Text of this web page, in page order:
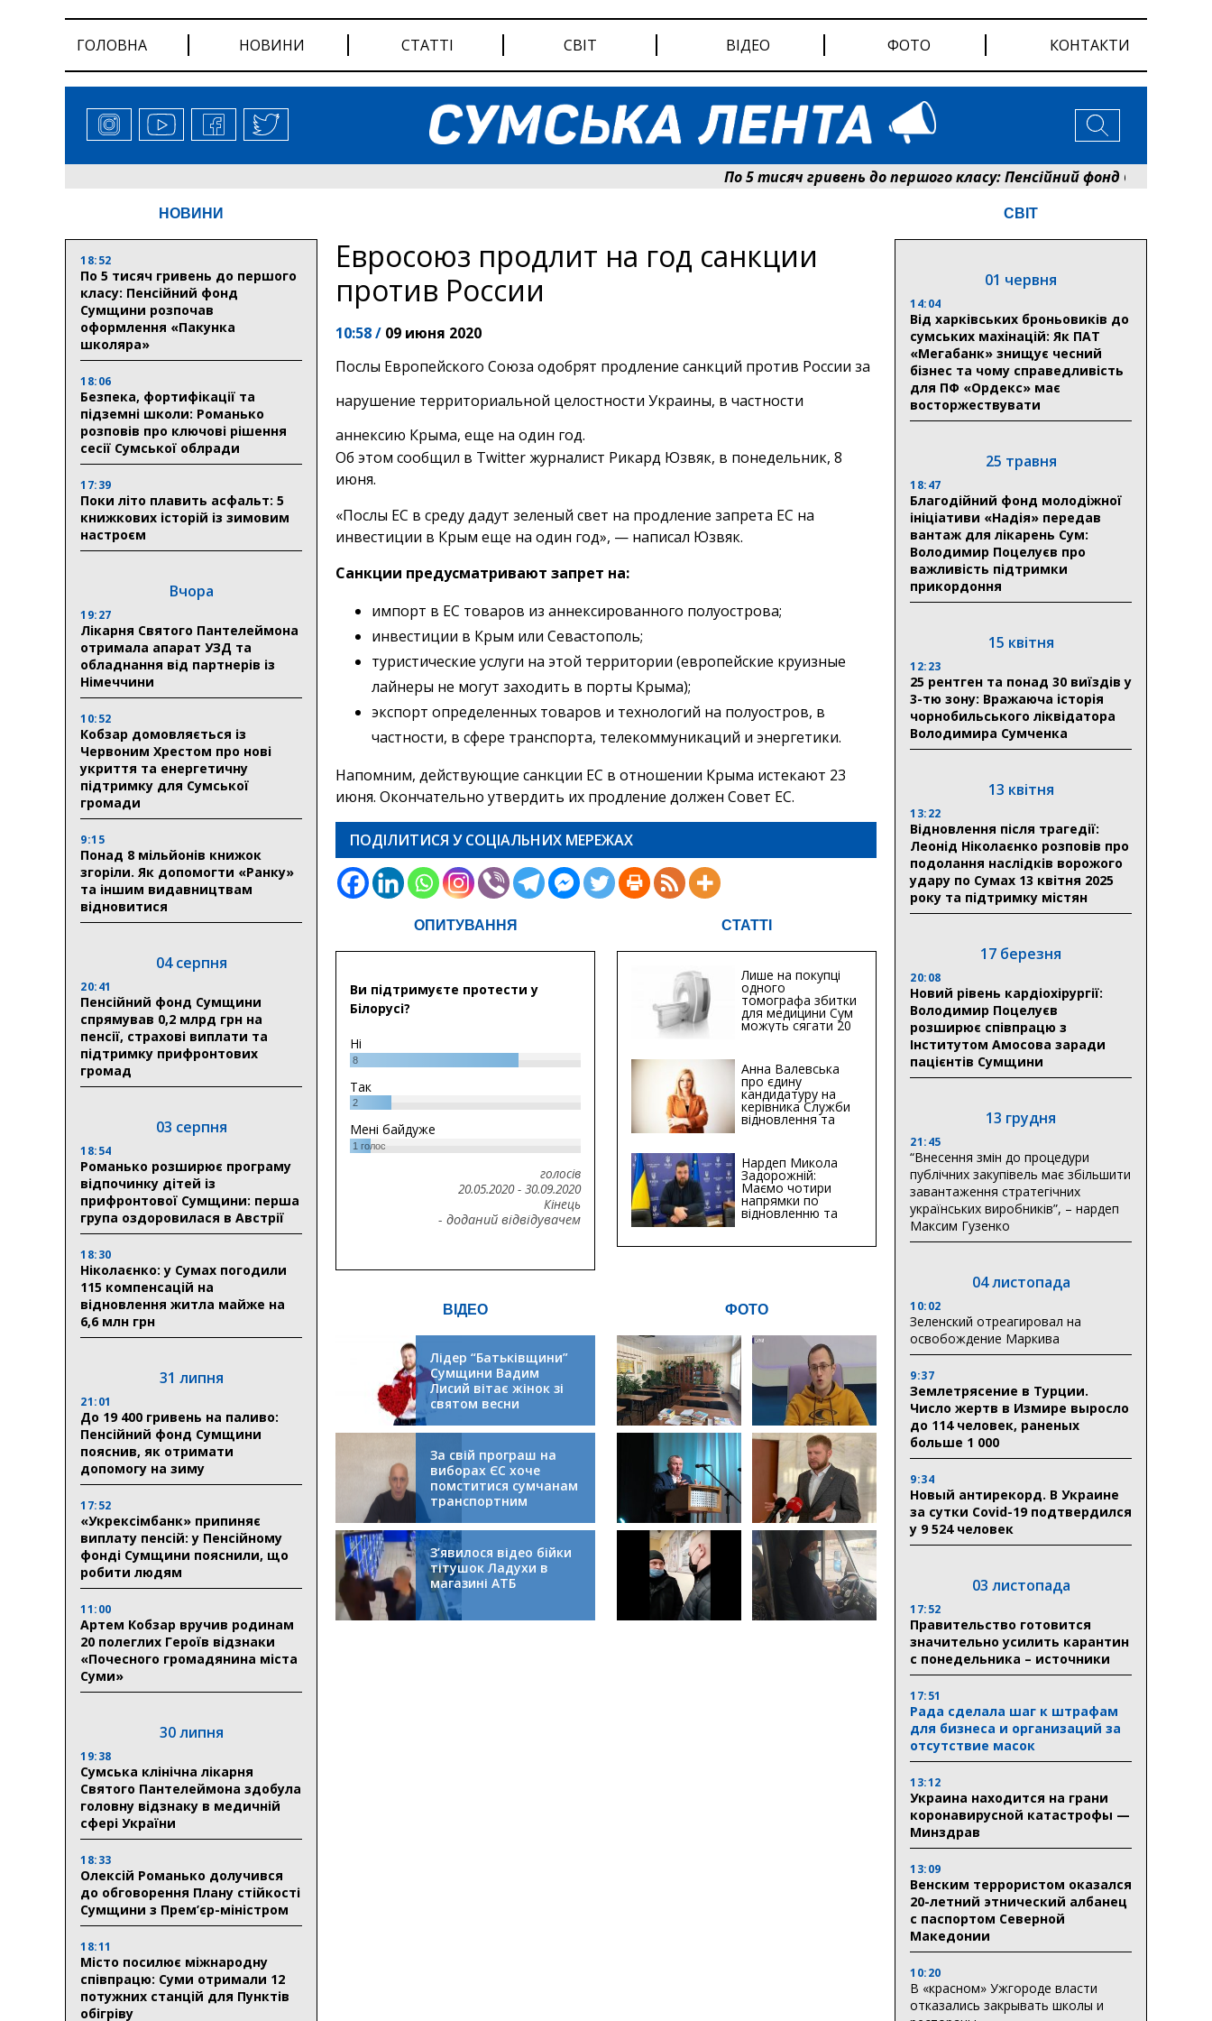
ГОЛОВНА НОВИНИ СТАТТІ СВІТ ВІДЕО ФОТО КОНТАКТИ
По 5 тисяч гривень до першого класу: Пенсійний фонд Сумщини
НОВИНИ
18:52
По 5 тисяч гривень до першого
класу: Пенсійний фонд
Сумщини розпочав
оформлення «Пакунка
школяра»
18:06
Безпека, фортифікації та
підземні школи: Романько
розповів про ключові рішення
сесії Сумської облради
17:39
Поки літо плавить асфальт: 5
книжкових історій із зимовим
настроєм
Вчора
19:27
Лікарня Святого Пантелеймона
отримала апарат УЗД та
обладнання від партнерів із
Німеччини
10:52
Кобзар домовляється із
Червоним Хрестом про нові
укриття та енергетичну
підтримку для Сумської
громади
9:15
Понад 8 мільйонів книжок
згоріли. Як допомогти «Ранку»
та іншим видавництвам
відновитися
04 серпня
20:41
Пенсійний фонд Сумщини
спрямував 0,2 млрд грн на
пенсії, страхові виплати та
підтримку прифронтових
громад
03 серпня
18:54
Романько розширює програму
відпочинку дітей із
прифронтової Сумщини: перша
група оздоровилася в Австрії
18:30
Ніколаєнко: у Сумах погодили
115 компенсацій на
відновлення житла майже на
6,6 млн грн
31 липня
21:01
До 19 400 гривень на паливо:
Пенсійний фонд Сумщини
пояснив, як отримати
допомогу на зиму
17:52
«Укрексімбанк» припиняє
виплату пенсій: у Пенсійному
фонді Сумщини пояснили, що
робити людям
11:00
Артем Кобзар вручив родинам
20 полеглих Героїв відзнаки
«Почесного громадянина міста
Суми»
30 липня
19:38
Сумська клінічна лікарня
Святого Пантелеймона здобула
головну відзнаку в медичній
сфері України
18:33
Олексій Романько долучився
до обговорення Плану стійкості
Сумщини з Прем’єр-міністром
18:11
Місто посилює міжнародну
співпрацю: Суми отримали 12
потужних станцій для Пунктів
обігріву
Евросоюз продлит на год санкции
против России
10:58 / 09 июня 2020
Послы Европейского Союза одобрят продление санкций против России за
нарушение территориальной целостности Украины, в частности
аннексию Крыма, еще на один год.
Об этом сообщил в Twitter журналист Рикард Юзвяк, в понедельник, 8
июня.
«Послы ЕС в среду дадут зеленый свет на продление запрета ЕС на
инвестиции в Крым еще на один год», — написал Юзвяк.
Санкции предусматривают запрет на:
импорт в ЕС товаров из аннексированного полуострова;
инвестиции в Крым или Севастополь;
туристические услуги на этой территории (европейские круизные
лайнеры не могут заходить в порты Крыма);
экспорт определенных товаров и технологий на полуостров, в
частности, в сфере транспорта, телекоммуникаций и энергетики.
Напомним, действующие санкции ЕС в отношении Крыма истекают 23
июня. Окончательно утвердить их продление должен Совет ЕС.
ПОДІЛИТИСЯ У СОЦІАЛЬНИХ МЕРЕЖАХ
ОПИТУВАННЯ
Ви підтримуєте протести у
Білорусі?
Ні
8
Так
2
Мені байдуже
1голос
голосів
20.05.2020- 30.09.2020
Кінець
- доданий відвідувачем
СТАТТІ
Лише на покупці
одного
томографа збитки
для медицини Сум
можуть сягати 20
мільйонів гривень
Анна Валевська
про єдину
кандидатуру на
керівника Служби
відновлення та
інфраструктури у
Хіба...
Нардеп Микола
Задорожній:
Маємо чотири
напрямки по
відновленню та
будівництву
інфраструктури
ВІДЕО
Лідер “Батьківщини”
Сумщини Вадим
Лисий вітає жінок зі
святом весни
За свій програш на
виборах ЄС хоче
помститися сумчанам
транспортним
колапсом
З’явилося відео бійки
тітушок Ладухи в
магазині АТБ
ФОТО
СВІТ
01 червня
14:04
Від харківських броньовиків до
сумських махінацій: Як ПАТ
«Мегабанк» знищує чесний
бізнес та чому справедливість
для ПФ «Ордекс» має
восторжествувати
25 травня
18:47
Благодійний фонд молодіжної
ініціативи «Надія» передав
вантаж для лікарень Сум:
Володимир Поцелуєв про
важливість підтримки
прикордоння
15 квітня
12:23
25 рентген та понад 30 виїздів у
3-тю зону: Вражаюча історія
чорнобильського ліквідатора
Володимира Сумченка
13 квітня
13:22
Відновлення після трагедії:
Леонід Ніколаєнко розповів про
подолання наслідків ворожого
удару по Сумах 13 квітня 2025
року та підтримку містян
17 березня
20:08
Новий рівень кардіохірургії:
Володимир Поцелуєв
розширює співпрацю з
Інститутом Амосова заради
пацієнтів Сумщини
13 грудня
21:45
“Внесення змін до процедури
публічних закупівель має збільшити
завантаження стратегічних
українських виробників”, – нардеп
Максим Гузенко
04 листопада
10:02
Зеленский отреагировал на
освобождение Маркива
9:37
Землетрясение в Турции.
Число жертв в Измире выросло
до 114 человек, раненых
больше 1 000
9:34
Новый антирекорд. В Украине
за сутки Covid-19 подтвердился
у 9 524 человек
03 листопада
17:52
Правительство готовится
значительно усилить карантин
с понедельника – источники
17:51
Рада сделала шаг к штрафам
для бизнеса и организаций за
отсутствие масок
13:12
Украина находится на грани
коронавирусной катастрофы —
Минздрав
13:09
Венским террористом оказался
20-летний этнический албанец
с паспортом Северной
Македонии
10:20
В «красном» Ужгороде власти
отказались закрывать школы и